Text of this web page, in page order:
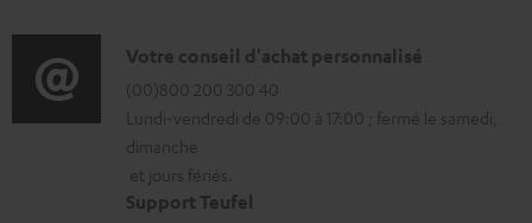
t
i
o
n
s
o
r
m
a
t
D
é
t
a
i
Votre conseil d'achat personnalisé
(00)800 200 300 40
Lundi-vendredi de 09:00 à 17:00 ; fermé le samedi,
dimanche
et jours fériés.
Support Teufel